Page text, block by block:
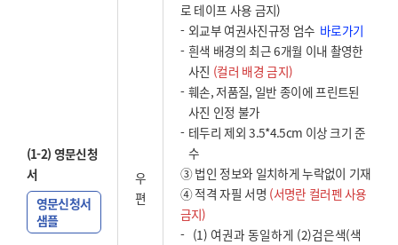
(1-2) 영문신청
서
영문신청서
샘플
우
편
로 테이프 사용 금지)
외교부 여권사진규정 엄수 바로가기
흰색 배경의 최근 6개월 이내 촬영한
사진 (컬러 배경 금지)
훼손, 저품질, 일반 종이에 프린트된
사진 인정 불가
테두리 제외 3.5*4.5cm 이상 크기 준
수
③ 법인 정보와 일치하게 누락없이 기재
④ 적격 자필 서명 (서명란 컬러펜 사용
금지)
(1) 여권과 동일하게 (2)검은색(색